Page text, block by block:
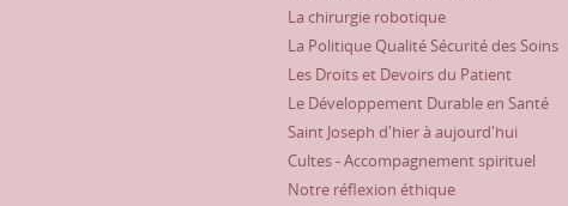
La chirurgie robotique
La Politique Qualité Sécurité des Soins
Les Droits et Devoirs du Patient
Le Développement Durable en Santé
Saint Joseph d'hier à aujourd'hui
Cultes - Accompagnement spirituel
Notre réflexion éthique